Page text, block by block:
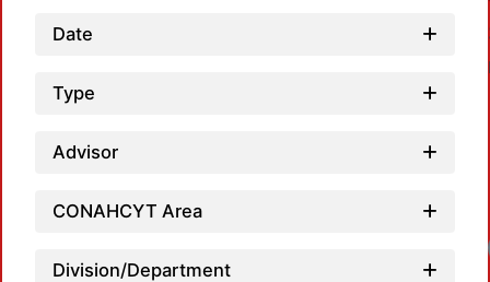
Date
Type
Advisor
CONAHCYT Area
Division/Department